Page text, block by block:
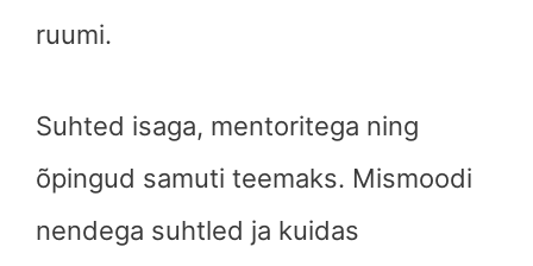
ruumi.
Suhted isaga, mentoritega ning
õpingud samuti teemaks. Mismoodi
nendega suhtled ja kuidas